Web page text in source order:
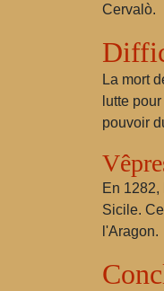
Cervalò.
La mort
lutte
pouvoir
En
Sicile.
l'Aragon.